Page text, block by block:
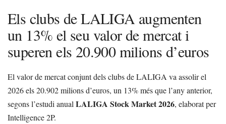
Els clubs de LALIGA augmenten
un 13% el seu valor de mercat i
superen els 20.900 milions d’euros
El valor de mercat conjunt dels clubs de LALIGA va assolir el
2026 els 20.902 milions d’euros, un 13% més que l’any anterior,
segons l’estudi anualLALIGA Stock Market 2026, elaborat per
Intelligence 2P.